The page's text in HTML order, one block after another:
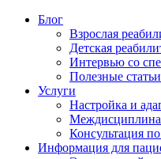
Блог
Взрослая
Детская
Интервью со
Полезные статьи
Услуги
Настройка и
Консультация
Информация для